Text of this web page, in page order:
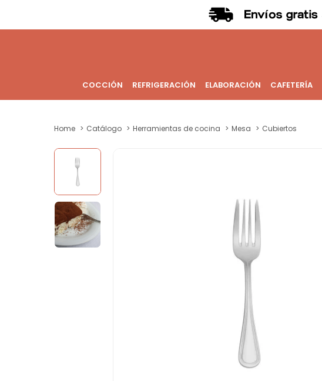
COCCIÓN REFRIGERACIÓN ELABORACIÓN CAFETERÍA
Home Catálogo Herramientas de cocina Mesa Cubiertos